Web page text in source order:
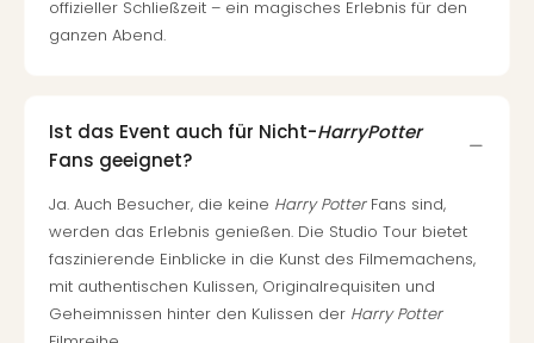
offizieller Schließzeit – ein magisches Erlebnis für den
ganzen Abend.
Ist das Event auch für Nicht-HarryPotter
Fans geeignet?
Ja. Auch Besucher, die keine Harry PotterFans sind,
werden das Erlebnis genießen. Die Studio Tour bietet
faszinierende Einblicke in die Kunst des Filmemachens,
mit authentischen Kulissen, Originalrequisiten und
Geheimnissen hinter den Kulissen der Harry Potter